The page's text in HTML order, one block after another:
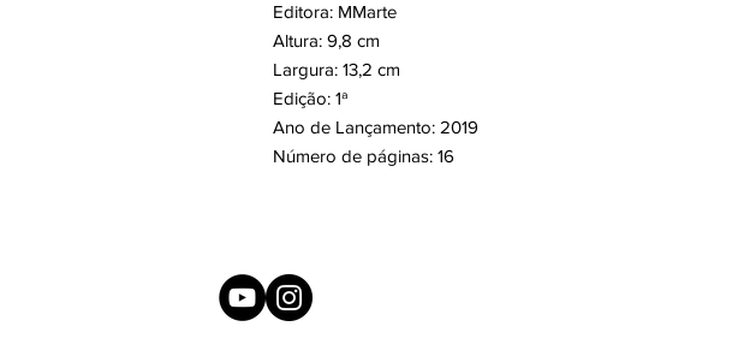
Editora: MMarte
Altura: 9,8 cm
Largura: 13,2 cm
Edição: 1ª
Ano de Lançamento: 2019
Número de páginas: 16